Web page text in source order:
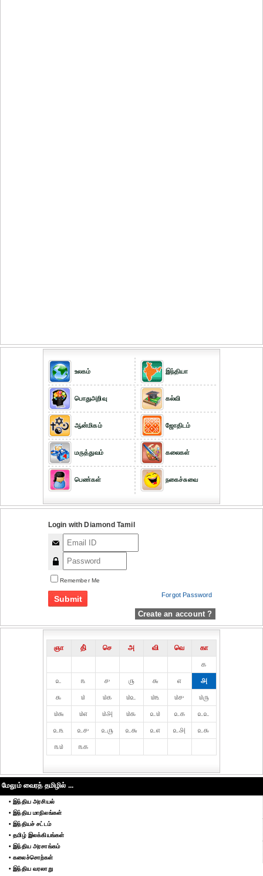
உலகம்
பொதுஅறிவு
ஆன்மிகம்
மருத்துவம்
பெண்கள்
இந்தியா
கல்வி
ஜோதிடம்
கலைகள்
நகைச்சுவை
Login with Diamond Tamil
Remember Me
Forgot Password
Create an account ?
ஞா தி் செ அ வி வெ
கா
௧
௨
௩ ௪ ௫ ௬ ௭
௮
௯
௰ ௰௧ ௰௨ ௰௩ ௰௪
௰௫
௰௬
௰௭ ௰௮ ௰௯ ௨௰ ௨௧
௨௨
௨௩
௨௪ ௨௫ ௨௬ ௨௭ ௨௮
௨௯
௩௰
௩௧
மேலும் வைரத் தமிழில் ...
• இந்திய அரசியல்
• இந்திய மாநிலங்கள்
• இந்தியச் சட்டம்
• தமிழ் இலக்கியங்கள்
• இந்திய அரசாங்கம்
• கலைச்சொற்கள்
• இந்திய வரலாறு